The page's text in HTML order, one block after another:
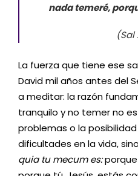
nada temeré,
(Sal
La fuerza que tiene ese
David mil años antes del
a meditar: la razón
tranquilo y no temer no
problemas o la
dificultades en la vida,
quia tu mecum es: